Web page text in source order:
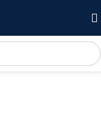
in piedi su catene